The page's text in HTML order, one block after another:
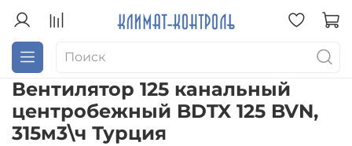
Вентилятор 125 канальный
центробежный BDTX 125 BVN,
315м3\ч Турция